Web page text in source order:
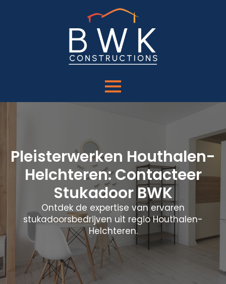
Pleisterwerken Houthalen-
Helchteren: Contacteer
Stukadoor BWK
Ontdek de expertise van ervaren
stukadoorsbedrijven uit regio Houthalen-
Helchteren.